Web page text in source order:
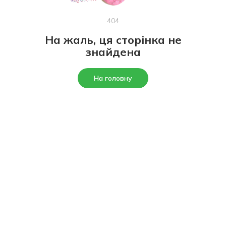
404
На жаль, ця сторінка не
знайдена
На головну